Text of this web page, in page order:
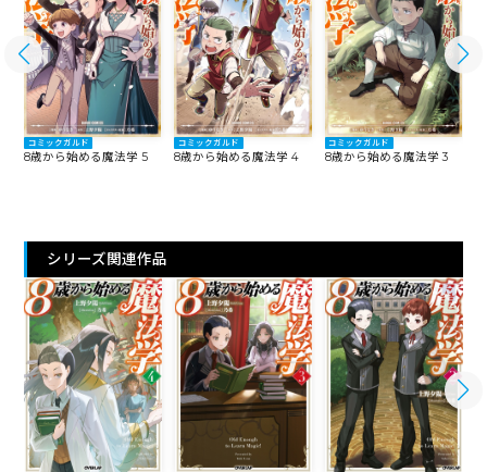
コミックガルド
8歳から始める魔法学 5
コミックガルド
8歳から始める魔法学 4
コミックガルド
8歳から始める魔法学 3
シリーズ関連作品